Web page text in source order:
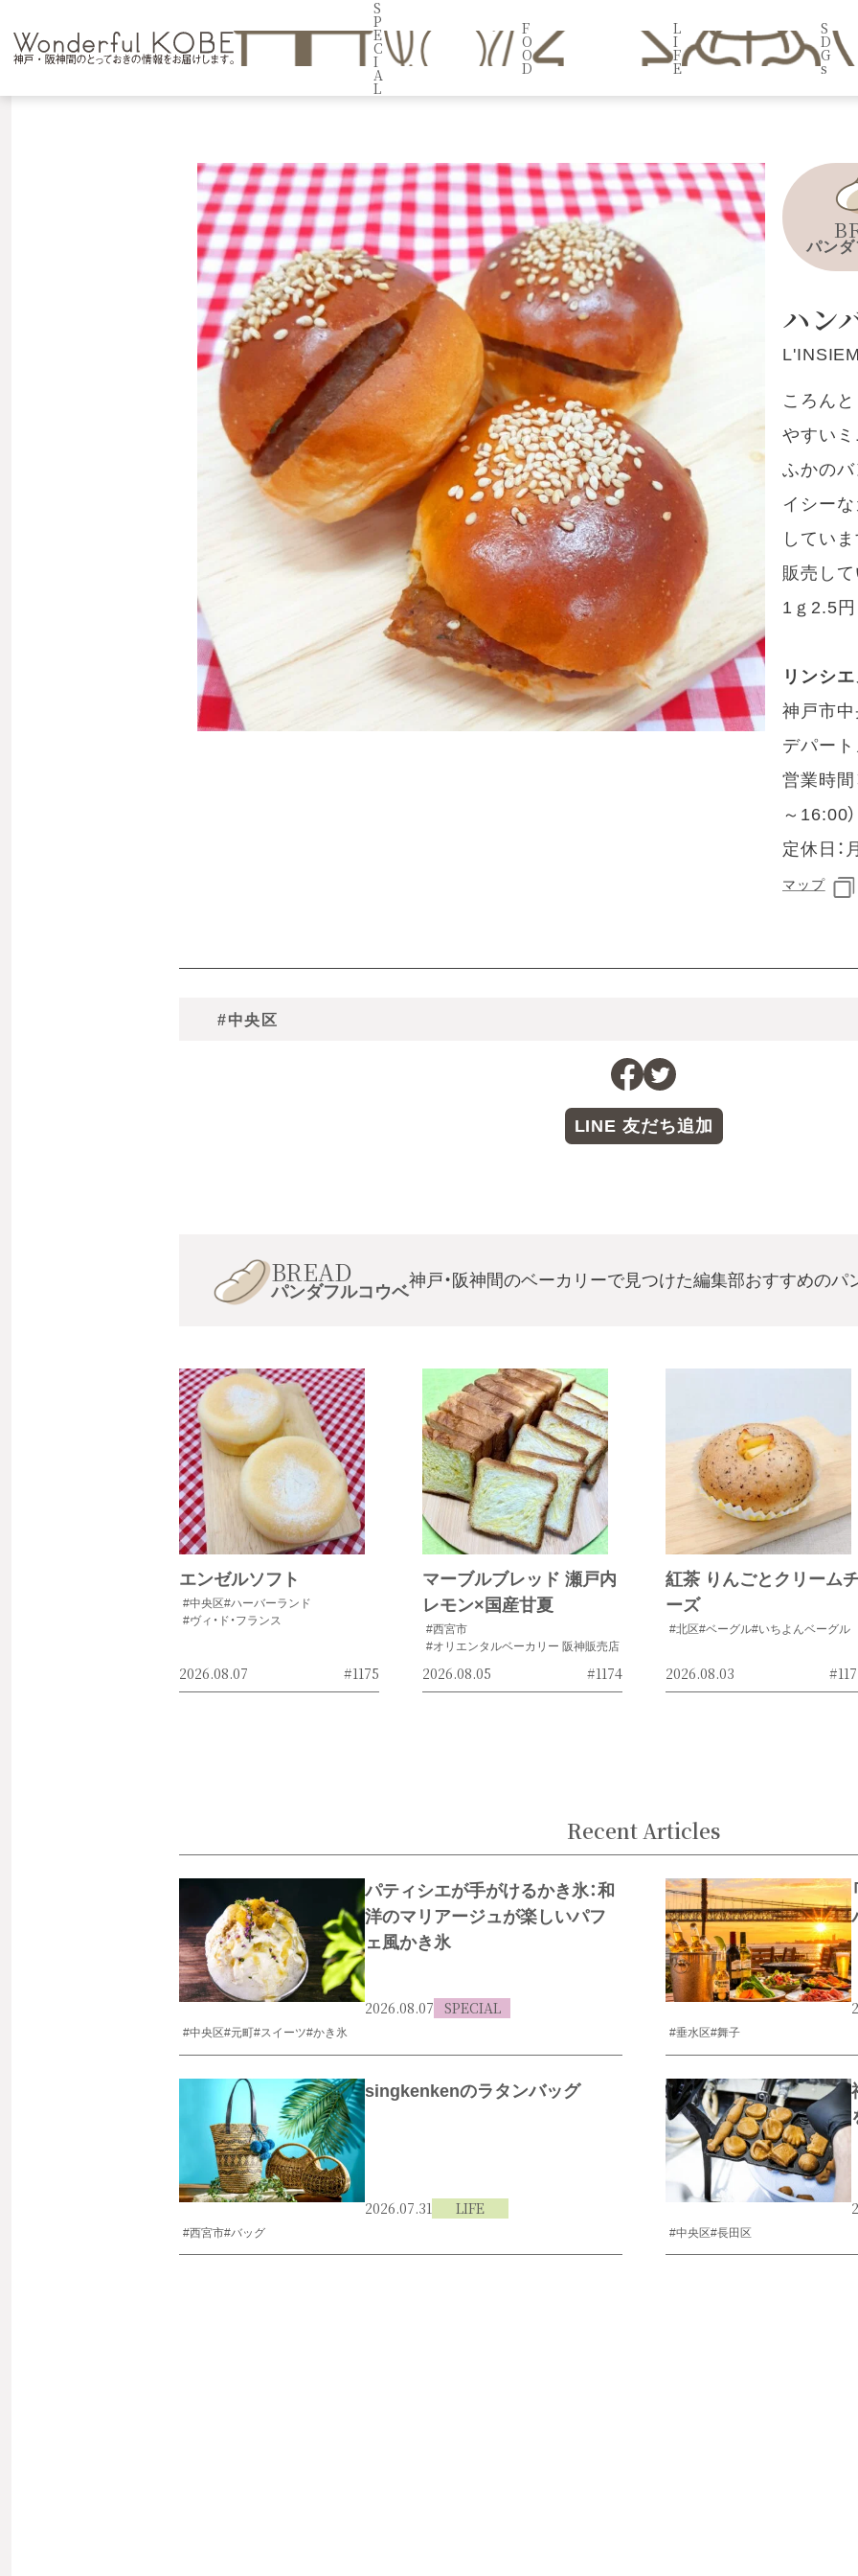
S
P
E
C
I
A
L
F
O
O
D
L
I
F
E
S
D
G
s
パン
ハン
ころん
やすい
ふかのバ
イシー
してい
販売して
1ｇ2.5円
リンシ
神戸市
デパート
営業時間
～16:00）
定休日：
マップ
#中央区
LINE 友だち追加
BREAD
パンダフルコウベ
神戸・阪神間のベーカリーで見つけた編集部おすすめのパ
エンゼルソフト
#中央区#ハーバーランド
#ヴィ・ド・フランス
2026.08.07 #1175
マーブルブレッド 瀬戸内
レモン×国産甘夏
#西宮市
#オリエンタルベーカリー 阪神販売店
2026.08.05 #1174
紅茶 りんごとクリーム
ーズ
#北区#ベーグル#いちよんベーグル
2026.08.03
Recent Articles
パティシエが手がけるかき氷：和
洋のマリアージュが楽しいパフ
ェ風かき氷
2026.08.07 SPECIAL
#中央区#元町#スイーツ#かき氷 #垂水区#舞子
singkenkenのラタンバッグ
2026.07.31 LIFE
#西宮市#バッグ #中央区#長田区